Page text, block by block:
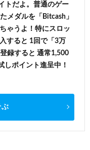
トだよ。普通のゲー
メダルを「Bitcash」
ゃうよ！特にスロッ
すると 1回で「3万
録すると 通常1,500
しポイント進呈中！
ぶ